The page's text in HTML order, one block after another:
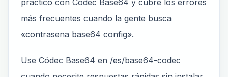
práctico con Códec Base64 y cubre los errores
más frecuentes cuando la gente busca
«contrasena base64 config».
Use Códec Base64 en /es/base64-codec